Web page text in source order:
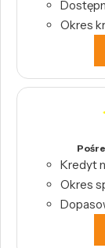
Okres
Kredyt
Okres